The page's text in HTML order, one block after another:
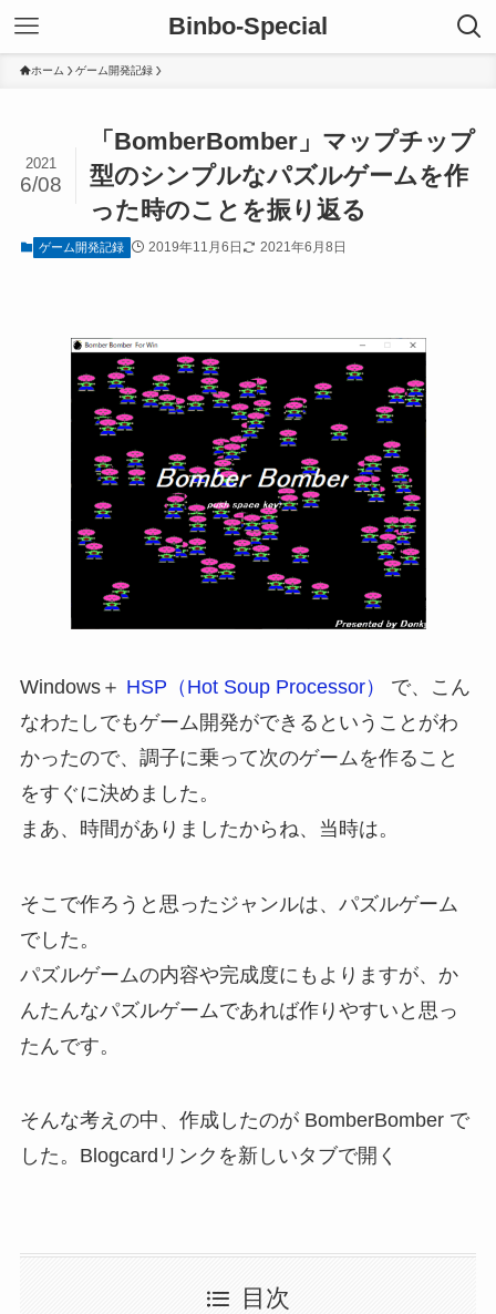
Binbo-Special
ホーム ゲーム開発記録
「BomberBomber」マップチップ
型のシンプルなパズルゲームを作
った時のことを振り返る
2021
6/08
ゲーム開発記録 2019年11月6日 2021年6月8日
Windows＋ HSP（Hot Soup Processor）
で、こん
なわたしでもゲーム開発ができるということがわ
かったので、調子に乗って次のゲームを作ること
をすぐに決めました。
まあ、時間がありましたからね、当時は。
そこで作ろうと思ったジャンルは、パズルゲーム
でした。
パズルゲームの内容や完成度にもよりますが、か
んたんなパズルゲームであれば作りやすいと思っ
たんです。
そんな考えの中、作成したのが BomberBomber で
した。Blogcardリンクを新しいタブで開く
目次